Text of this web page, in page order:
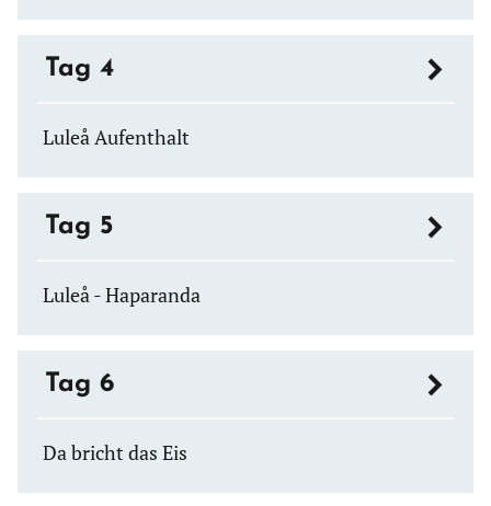
Tag 4
Luleå Aufenthalt
Tag 5
Luleå - Haparanda
Tag 6
Da bricht das Eis